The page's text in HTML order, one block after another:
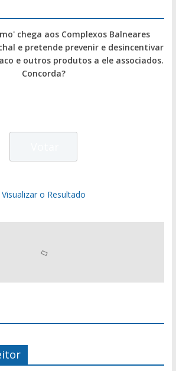
chega aos Complexos Balneares
e pretende prevenir e desincentivar
e outros produtos a ele associados.
Concorda?
Visualizar o Resultado